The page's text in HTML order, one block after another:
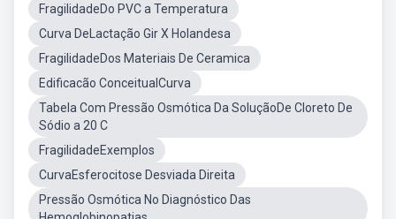
FragilidadeDo PVC a Temperatura
Curva DeLactação Gir X Holandesa
FragilidadeDos Materiais De Ceramica
Edificacão ConceitualCurva
Tabela Com Pressão Osmótica Da SoluçãoDe Cloreto De
Sódio a 20 C
FragilidadeExemplos
CurvaEsferocitose Desviada Direita
Pressão Osmótica No Diagnóstico Das